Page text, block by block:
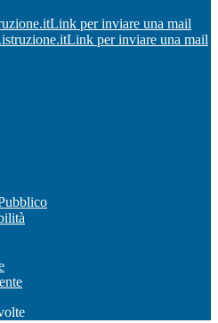
Link per inviare una mail
Link per inviare una mail